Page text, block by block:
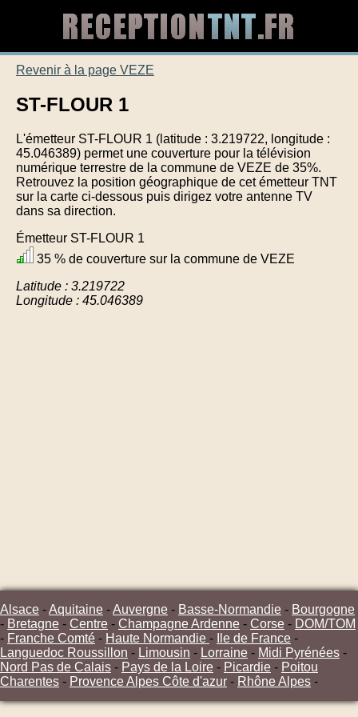
Revenir à la page VEZE
ST-FLOUR 1
L'émetteur ST-FLOUR 1 (latitude : 3.219722, longitude :
45.046389) permet une couverture pour la télévision
numérique terrestre de la commune de VEZE de 35%.
Retrouvez la position géographique de cet émetteur TNT
sur la carte ci-dessous puis dirigez votre antenne TV
dans sa direction.
Émetteur ST-FLOUR 1
35 % de couverture sur la commune de VEZE
Latitude : 3.219722
Longitude : 45.046389
Alsace -Aquitaine -Auvergne - Basse-Normandie - Bourgogne
- Bretagne - Centre - Champagne Ardenne - Corse - DOM/TOM
- Franche Comté - Haute Normandie - Ile de France -
Languedoc Roussillon - Limousin - Lorraine - Midi Pyrénées -
Nord Pas de Calais - Pays de la Loire - Picardie - Poitou
Charentes - Provence Alpes Côte d'azur - Rhône Alpes -